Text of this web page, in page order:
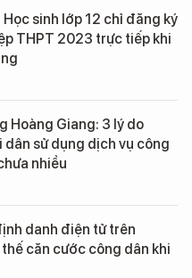
Học sinh lớp 12 chỉ đăng ký
THPT 2023 trực tiếp khi
Hoàng Giang: 3 lý do
dân sử dụng dịch vụ công
nhiều
danh điện tử trên
căn cước công dân khi